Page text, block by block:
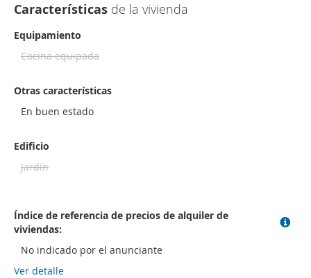
Características de la vivienda
Equipamiento
Cocina equipada
Otras características
En buen estado
Edificio
Jardín
Índice de referencia de precios de alquiler de
viviendas:
No indicado por el anunciante
Ver detalle